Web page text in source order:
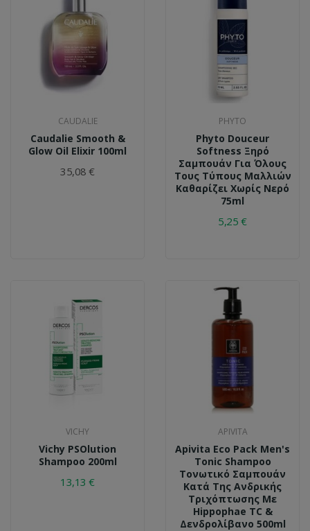
CAUDALIE
Caudalie Smooth &
Glow Oil Elixir 100ml
35,08 €
PHYTO
Phyto Douceur
Softness Ξηρό
Σαμπουάν Για Όλους
Τους Τύπους Μαλλιών
Καθαρίζει Χωρίς Νερό
75ml
5,25 €
VICHY
Vichy PSOlution
Shampoo 200ml
13,13 €
APIVITA
Apivita Εco Pack Men's
Tonic Shampoo
Τονωτικό Σαμπουάν
Κατά Της Ανδρικής
Τριχόπτωσης Με
Hippophae TC &
Δενδρολίβανο 500ml